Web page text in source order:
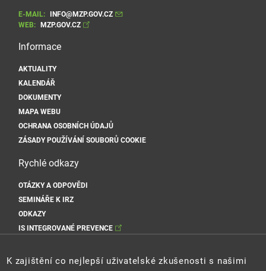
E-MAIL:
INFO@MZP.GOV.CZ
WEB:
MZP.GOV.CZ
Informace
AKTUALITY
KALENDÁŘ
DOKUMENTY
MAPA WEBU
OCHRANA OSOBNÍCH ÚDAJŮ
ZÁSADY POUŽÍVÁNÍ SOUBORŮ COOKIE
Rychlé odkazy
OTÁZKY A ODPOVĚDI
SEMINÁŘE K IRZ
ODKAZY
IS INTEGROVANÉ PREVENCE
K zajištění co nejlepší uživatelské zkušenosti s našimi